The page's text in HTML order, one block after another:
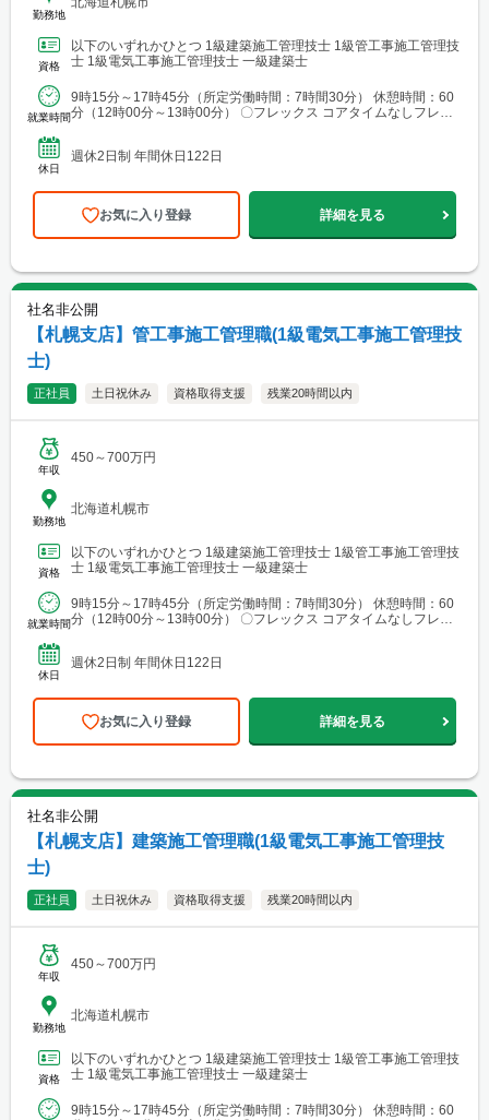
勤務地
資格
以下のいずれかひとつ 1級建築施工管理技士 1級管工事施工管理技
士 1級電気工事施工管理技士 一級建築士
就業時間
9時15分～17時45分（所定労働時間：7時間30分） 休憩時間：60
分（12時00分～13時00分） 〇フレックス コアタイムなしフレッ
休日
週休2日制 年間休日122日
お気に入り登録 詳細を見る
社名非公開
【札幌支店】管工事施工管理職(1級電気工事施工管理技
士)
正社員 土日祝休み 資格取得支援 残業20時間以内
年収
450～700万円
勤務地
北海道札幌市
資格
以下のいずれかひとつ 1級建築施工管理技士 1級管工事施工管理技
士 1級電気工事施工管理技士 一級建築士
就業時間
9時15分～17時45分（所定労働時間：7時間30分） 休憩時間：60
分（12時00分～13時00分） 〇フレックス コアタイムなしフレッ
休日
週休2日制 年間休日122日
お気に入り登録 詳細を見る
社名非公開
【札幌支店】建築施工管理職(1級電気工事施工管理技
士)
正社員 土日祝休み 資格取得支援 残業20時間以内
年収
450～700万円
勤務地
北海道札幌市
資格
以下のいずれかひとつ 1級建築施工管理技士 1級管工事施工管理技
士 1級電気工事施工管理技士 一級建築士
9時15分～17時45分（所定労働時間：7時間30分） 休憩時間：60